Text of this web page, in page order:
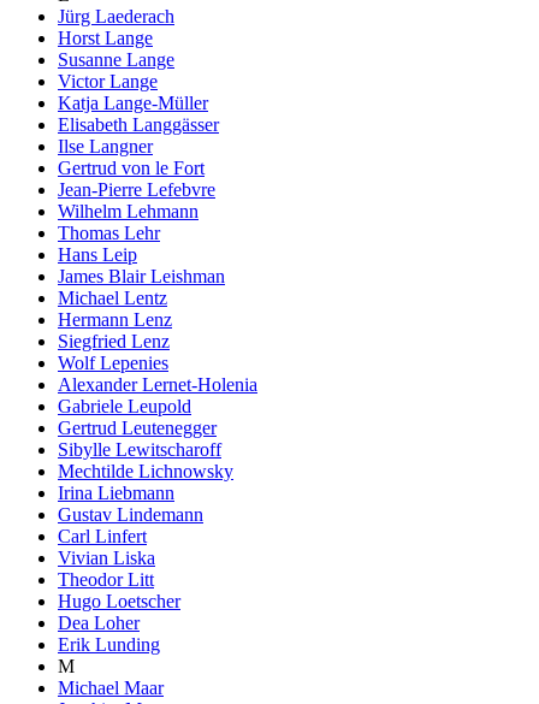
Jürg Laederach
Horst Lange
Susanne Lange
Victor Lange
Katja Lange-Müller
Elisabeth Langgässer
Ilse Langner
Gertrud von le Fort
Jean-Pierre Lefebvre
Wilhelm Lehmann
Thomas Lehr
Hans Leip
James Blair Leishman
Michael Lentz
Hermann Lenz
Siegfried Lenz
Wolf Lepenies
Alexander Lernet-Holenia
Gabriele Leupold
Gertrud Leutenegger
Sibylle Lewitscharoff
Mechtilde Lichnowsky
Irina Liebmann
Gustav Lindemann
Carl Linfert
Vivian Liska
Theodor Litt
Hugo Loetscher
Dea Loher
Erik Lunding
M
Michael Maar